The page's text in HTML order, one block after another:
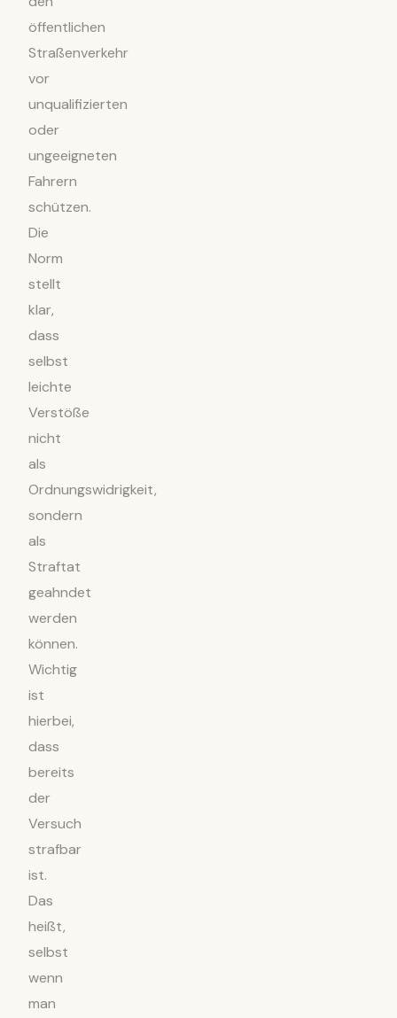
öffentlichen
Straßenverkehr
vor
unqualifizierten
oder
ungeeigneten
Fahrern
schützen.
Die
Norm
stellt
klar,
dass
selbst
leichte
Verstöße
nicht
als
Ordnungswidrigkeit,
sondern
als
Straftat
geahndet
werden
können.
Wichtig
ist
hierbei,
dass
bereits
der
Versuch
strafbar
ist.
Das
heißt,
selbst
wenn
man